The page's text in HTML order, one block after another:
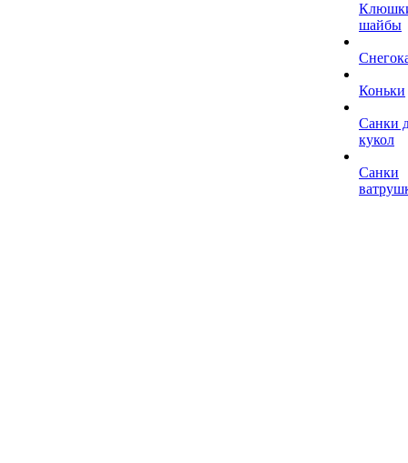
шайбы
Коньки
Санки
кукол
Санки